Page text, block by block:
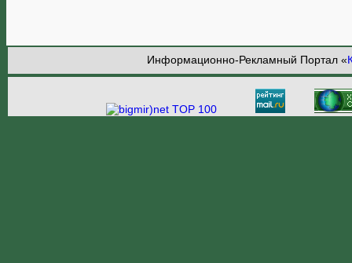
Информационно-Рекламный Портал «